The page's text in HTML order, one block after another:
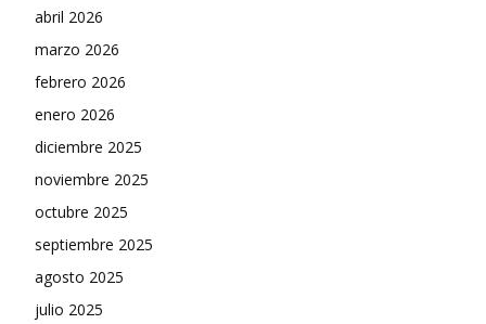
abril 2026
marzo 2026
febrero 2026
enero 2026
diciembre 2025
noviembre 2025
octubre 2025
septiembre 2025
agosto 2025
julio 2025